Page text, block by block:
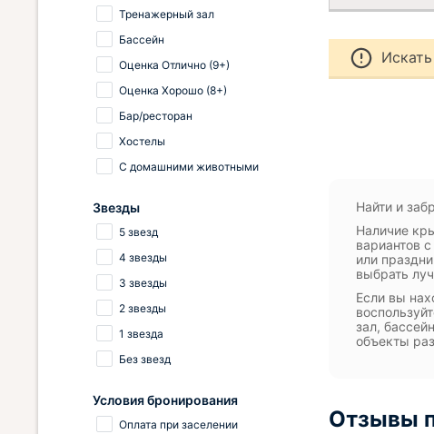
Найти и
Наличие
вариантов
или
выбрать
Если вы
зал,
объекты
Отзывы
Тренажерный зал
Бассейн
Оценка Отлично (9+)
Оценка Хорошо (8+)
Бар/ресторан
Хостелы
С домашними животными
Звезды
5 звезд
4 звезды
3 звезды
2 звезды
1 звезда
Без звезд
Условия бронирования
Оплата при заселении